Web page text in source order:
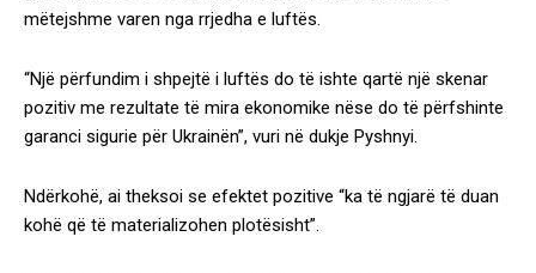
mëtejshme varen nga rrjedha e luftës.
“Një përfundim i shpejtë i luftës do të ishte qartë një skenar
pozitiv me rezultate të mira ekonomike nëse do të përfshinte
garanci sigurie për Ukrainën”, vuri në dukje Pyshnyi.
Ndërkohë, ai theksoi se efektet pozitive “ka të ngjarë të duan
kohë që të materializohen plotësisht”.